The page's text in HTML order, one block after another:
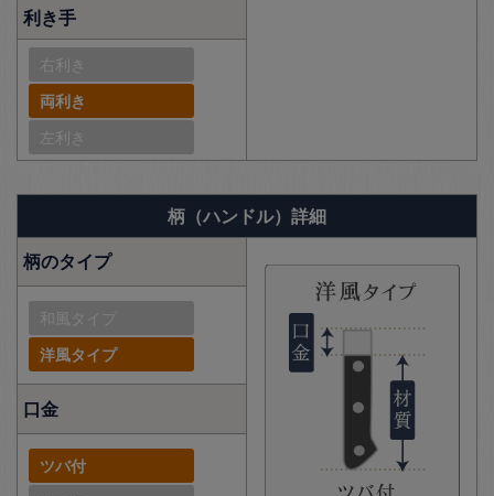
利き手
右利き
両利き
左利き
柄（ハンドル）詳細
柄のタイプ
和風タイプ
洋風タイプ
口金
ツバ付